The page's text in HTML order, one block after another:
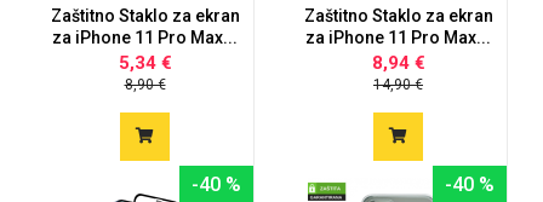
Zaštitno Staklo za ekran
za iPhone 11 Pro Max...
5,34 €
8,90 €
Zaštitno Staklo za ekran
za iPhone 11 Pro Max...
8,94 €
14,90 €
-40 % -40 %
Za njega